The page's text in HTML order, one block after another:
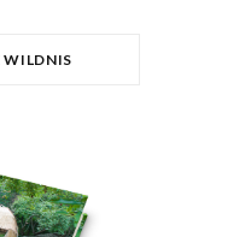
WILDNIS